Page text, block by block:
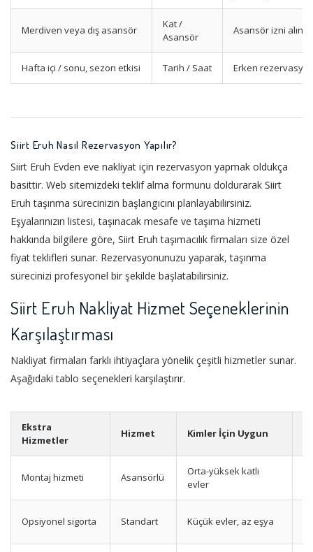
Merdiven veya dış asansör
Kat /
Asansör
Asansör izni alın
Hafta içi / sonu, sezon etkisi Tarih / Saat Erken
Siirt Eruh Nasıl Rezervasyon Yapılır?
Siirt Eruh Evden eve nakliyat için rezervasyon yapmak oldukça
basittir. Web sitemizdeki teklif alma formunu doldurarak Siirt
Eruh taşınma sürecinizin başlangıcını planlayabilirsiniz.
Eşyalarınızın listesi, taşınacak mesafe ve taşıma hizmeti
hakkında bilgilere göre, Siirt Eruh taşımacılık firmaları size özel
fiyat teklifleri sunar. Rezervasyonunuzu yaparak, taşınma
sürecinizi profesyonel bir şekilde başlatabilirsiniz.
Siirt Eruh Nakliyat Hizmet Seçeneklerinin
Karşılaştırması
Nakliyat firmaları farklı ihtiyaçlara yönelik çeşitli hizmetler sunar.
Aşağıdaki tablo seçenekleri karşılaştırır.
Ekstra
Hizmetler
Hizmet Kimler İçin Uygun
Montaj hizmeti Asansörlü
Orta-yüksek katlı
evler
Opsiyonel sigorta Standart Küçük evler, az eşya